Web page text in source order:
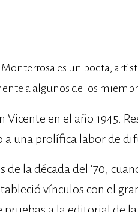
Monterrosa es un poeta,
a algunos de los
Vicente en el año 1945.
a una prolífica labor de
de la década del ‘70,
vínculos con el